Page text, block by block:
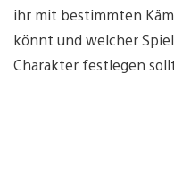
ihr mit bestimmten
könnt und welcher
Charakter festlegen